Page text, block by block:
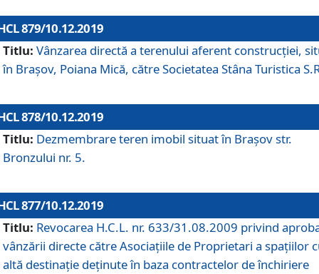
879/10.12.2019
Titlu: Vânzarea directă a terenului aferent construcției,
în Brașov, Poiana Mică, către Societatea Stâna Turistica
878/10.12.2019
Titlu: Dezmembrare teren imobil situat în Brașov str.
Bronzului nr. 5.
877/10.12.2019
Titlu: Revocarea H.C.L. nr. 633/31.08.2009 privind
vânzării directe către Asociațiile de Proprietari a spațiilor
altă destinație deținute în baza contractelor de închiriere